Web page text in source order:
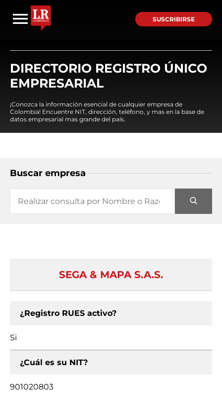
SUSCRIBIRSE
DIRECTORIO REGISTRO ÚNICO
EMPRESARIAL
¡Conozca la información esencial de cualquier empresa de
Colombia! Encuentre NIT, dirección, teléfono, y mas en la base de
datos empresarial mas grande del país.
Buscar empresa
SEGA & MAPA S.A.S.
¿Registro RUES activo?
Si
¿Cuál es su NIT?
901020803